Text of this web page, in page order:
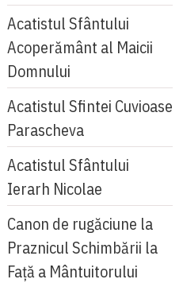
Acatistul Sfântului
Acoperământ al Maicii
Domnului
Acatistul Sfintei Cuvioase
Parascheva
Acatistul Sfântului
Ierarh Nicolae
Canon de rugăciune la
Praznicul Schimbării la
Față a Mântuitorului